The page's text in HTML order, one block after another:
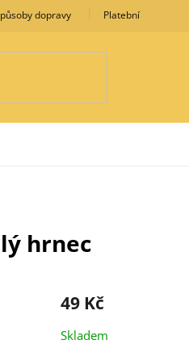
dopravy Platební metody
hrnec
49 Kč
cena:
Skladem